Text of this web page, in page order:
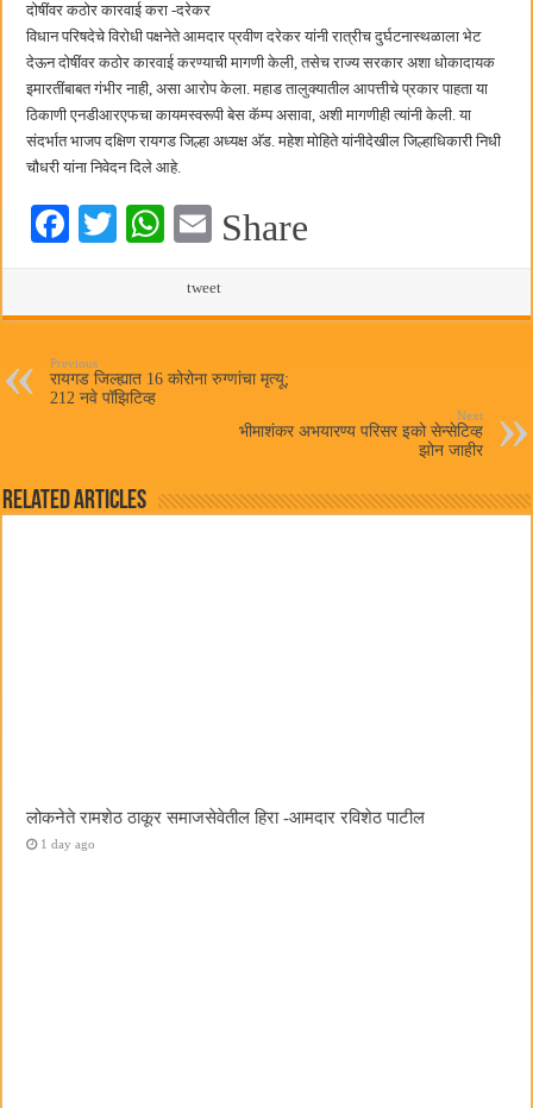
दोषींवर कठोर कारवाई करा -दरेकर
विधान परिषदेचे विरोधी पक्षनेते आमदार प्रवीण दरेकर यांनी रात्रीच दुर्घटनास्थळाला भेट
देऊन दोषींवर कठोर कारवाई करण्याची मागणी केली, तसेच राज्य सरकार अशा धोकादायक
इमारतींबाबत गंभीर नाही, असा आरोप केला. महाड तालुक्यातील आपत्तीचे प्रकार पाहता या
ठिकाणी एनडीआरएफचा कायमस्वरूपी बेस कॅम्प असावा, अशी मागणीही त्यांनी केली. या
संदर्भात भाजप दक्षिण रायगड जिल्हा अध्यक्ष अ‍ॅड. महेश मोहिते यांनीदेखील जिल्हाधिकारी निधी
चौधरी यांना निवेदन दिले आहे.
Fa T
W
ts
pp
E
ail
Share
tweet
Previous
रायगड जिल्ह्यात 16 कोरोना रुग्णांचा मृत्यू;
212 नवे पॉझिटिव्ह
Next
भीमाशंकर अभयारण्य परिसर इको सेन्सेटिव्ह
झोन जाहीर
Related Articles
लोकनेते रामशेठ ठाकूर समाजसेवेतील हिरा -आमदार रविशेठ पाटील
1 day ago